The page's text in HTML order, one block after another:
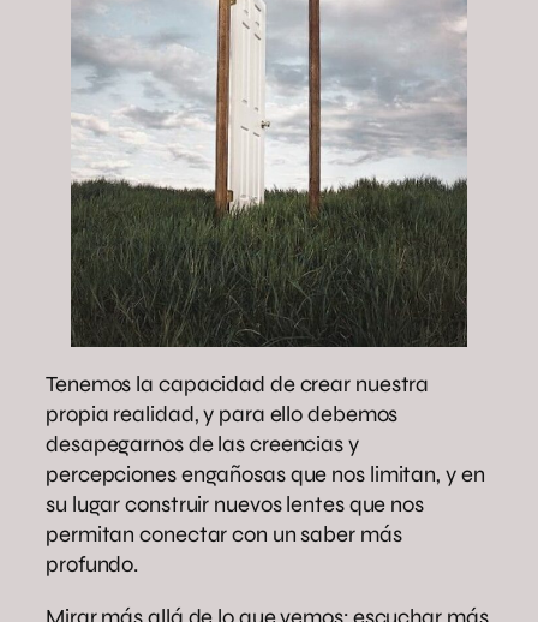
Tenemos la capacidad de crear nuestra
propia realidad, y para ello debemos
desapegarnos de las creencias y
percepciones engañosas que nos limitan, y en
su lugar construir nuevos lentes que nos
permitan conectar con un saber más
profundo.